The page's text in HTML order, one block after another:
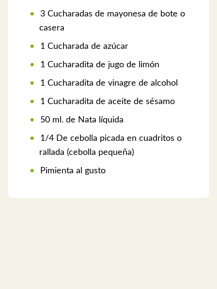
3 Cucharadas de mayonesa de bote o
casera
1 Cucharada de azúcar
1 Cucharadita de jugo de limón
1 Cucharadita de vinagre de alcohol
1 Cucharadita de aceite de sésamo
50 ml. de Nata líquida
1/4 De cebolla picada en cuadritos o
rallada (cebolla pequeña)
Pimienta al gusto